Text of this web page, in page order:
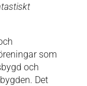
​som
och
Det